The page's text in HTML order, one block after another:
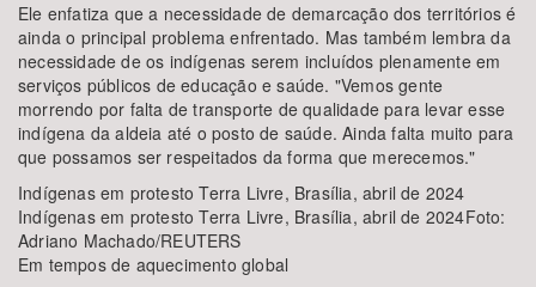
Ele enfatiza que a necessidade de demarcação dos territórios é
ainda o principal problema enfrentado. Mas também lembra da
necessidade de os indígenas serem incluídos plenamente em
serviços públicos de educação e saúde. "Vemos gente
morrendo por falta de transporte de qualidade para levar esse
indígena da aldeia até o posto de saúde. Ainda falta muito para
que possamos ser respeitados da forma que merecemos."
Indígenas em protesto Terra Livre, Brasília, abril de 2024
Indígenas em protesto Terra Livre, Brasília, abril de 2024Foto:
Adriano Machado/REUTERS
Em tempos de aquecimento global